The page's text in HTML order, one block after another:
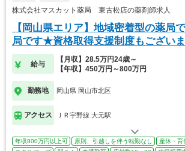
株式会社マスカット薬局 東古松店の薬剤師求人
【岡山県エリア】地域密着型の薬局
局です★資格取得支援制度もございま
給与
【月収】28.5万円24歳～
【年収】450万円～800万円
勤務地 岡山県 岡山市北区
アクセス ＪＲ宇野線 大元駅
年収800万円以上可 原則、引越しを伴う転勤なし
産休・育